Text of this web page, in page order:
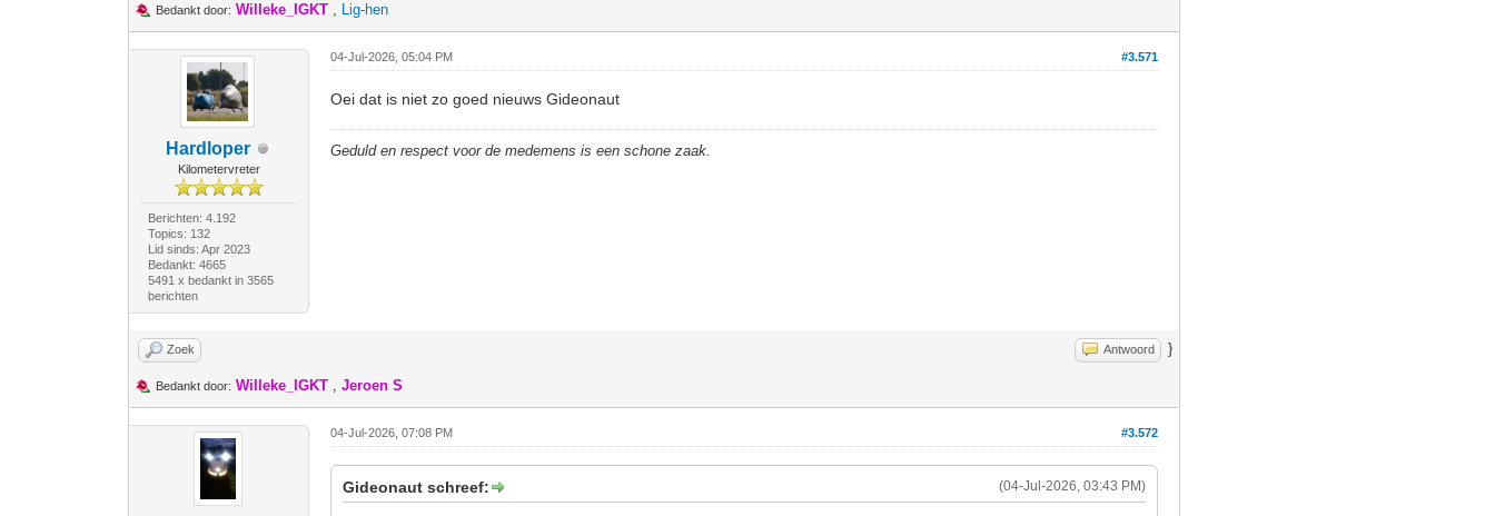
Bedankt door: Willeke_IGKT , Lig-hen
Hardloper
Kilometervreter
Berichten: 4.192
Topics: 132
Lid sinds: Apr 2023
Bedankt: 4665
5491 x bedankt in 3565
berichten
#3.571
04-Jul-2026, 05:04 PM
Oei dat is niet zo goed nieuws Gideonaut
Geduld en respect voor de medemens is een schone zaak.
Zoek Antwoord }
Bedankt door: Willeke_IGKT ,Jeroen S
#3.572
04-Jul-2026, 07:08 PM
(04-Jul-2026, 03:43 PM)
Gideonaut schreef: